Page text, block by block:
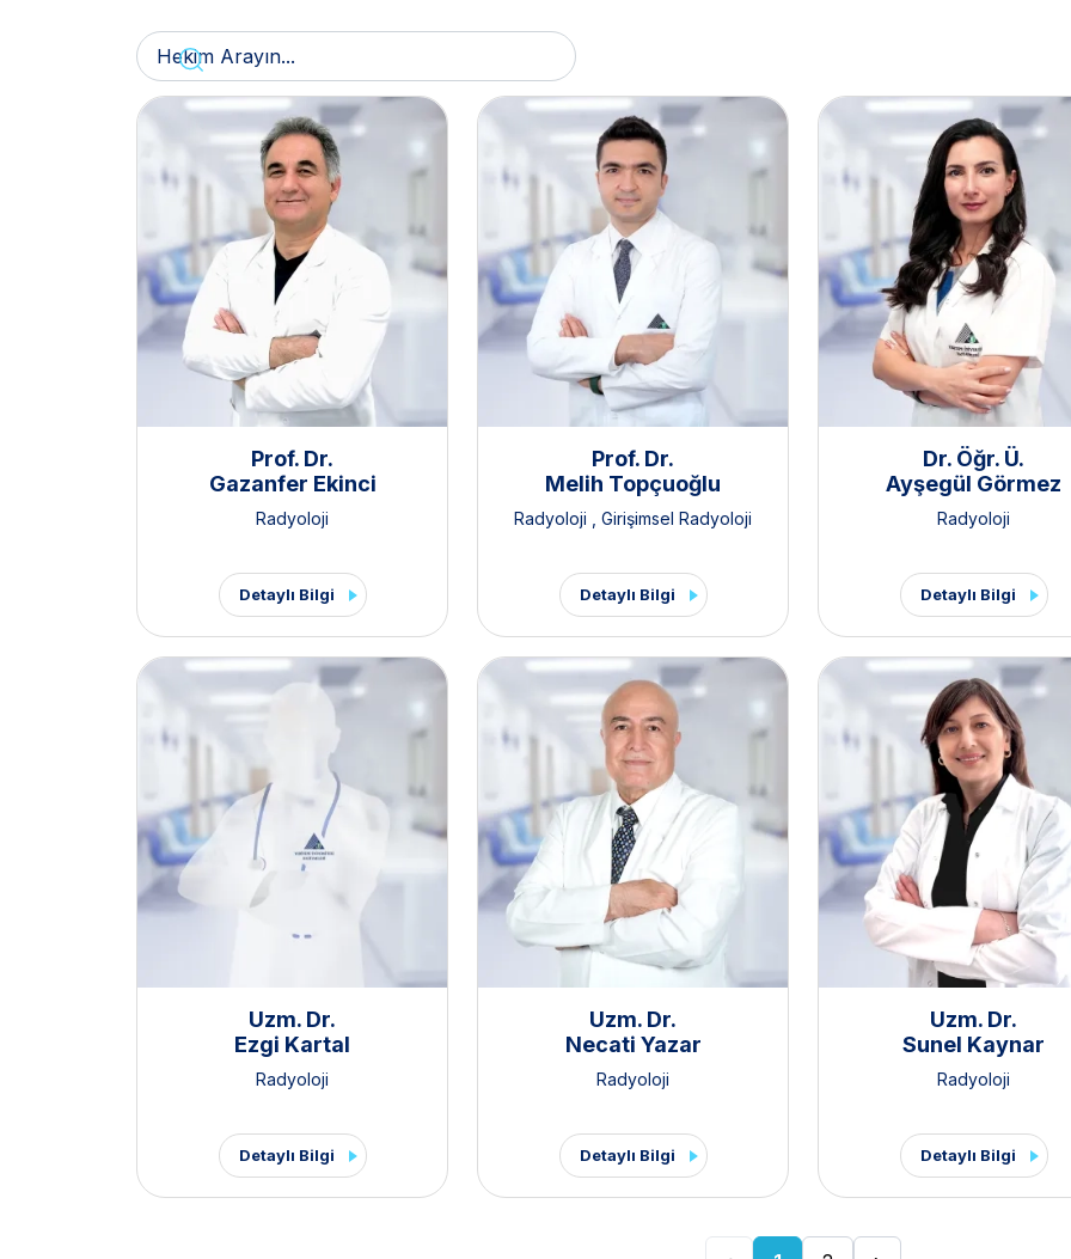
Prof. Dr.
Gazanfer Ekinci
Radyoloji
Detaylı Bilgi
Prof. Dr.
Melih Topçuoğlu
Radyoloji Girişimsel Radyoloji
Detaylı Bilgi
Dr. Öğr. Ü.
Ayşegül Görmez
Radyoloji
Detaylı Bilgi
Uzm. Dr.
Ezgi Kartal
Radyoloji
Detaylı Bilgi
Uzm. Dr.
Necati Yazar
Radyoloji
Detaylı Bilgi
Uzm. Dr.
Sunel Kaynar
Radyoloji
Detaylı Bilgi